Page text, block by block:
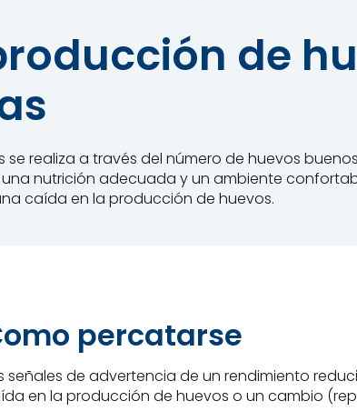
de
realiza a través del número de huevos
nutrición adecuada y un ambiente
caída en la producción de huevos.
percatarse
señales de advertencia de un rendimiento
en la producción de huevos o un cambio